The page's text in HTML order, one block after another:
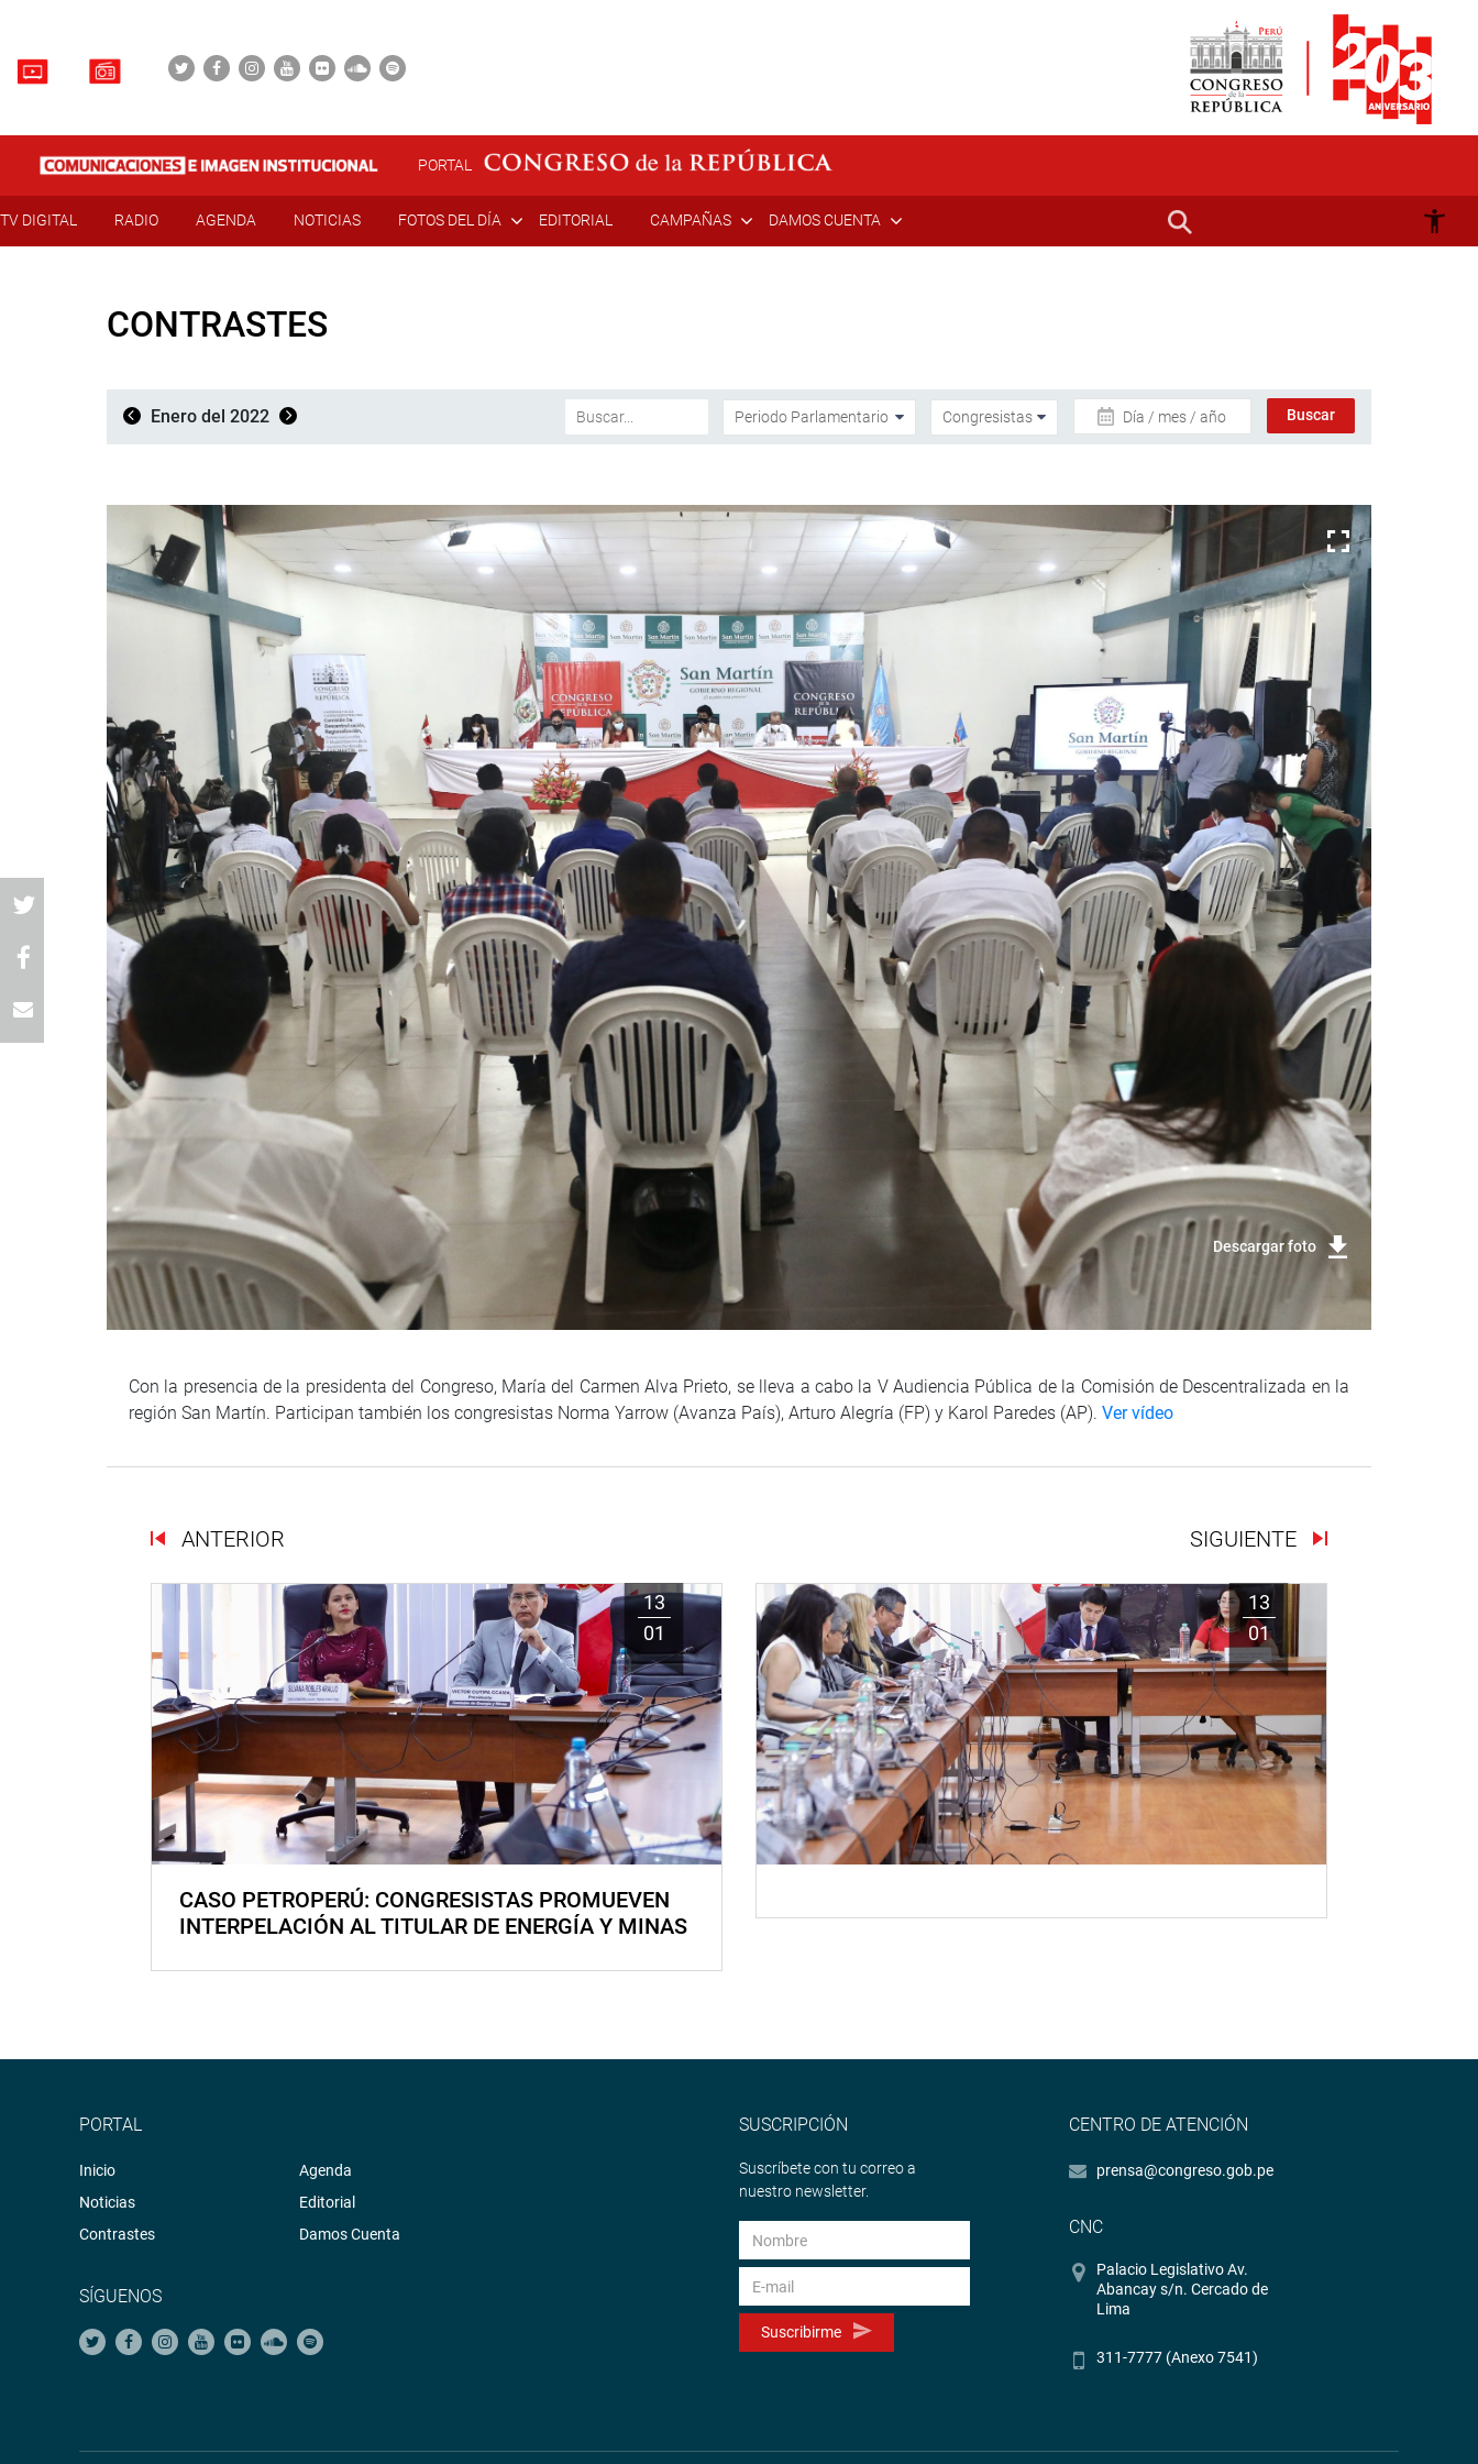
PORTAL
TV DIGITAL RADIO AGENDA NOTICIAS FOTOS DEL DÍA EDITORIAL CAMPAÑAS DAMOS CUENTA
CONTRASTES
Enero del 2022 Día / mes / año
Descargar foto
Con la presencia de la presidenta del Congreso, María del Carmen Alva Prieto, se lleva a cabo la V Audiencia Pública de la Comisión de Descentralizada en la
región San Martín. Participan también los congresistas Norma Yarrow (Avanza País), Arturo Alegría (FP) y Karol Paredes (AP). Ver vídeo
ANTERIOR SIGUIENTE
13
01
CASO PETROPERÚ: CONGRESISTAS PROMUEVEN
INTERPELACIÓN AL TITULAR DE ENERGÍA Y MINAS
13
01
PORTAL
Inicio
Noticias
Contrastes
Agenda
Editorial
Damos Cuenta
SÍGUENOS
SUSCRIPCIÓN
Suscríbete con tu correo a
nuestro newsletter.
Suscribirme
CENTRO DE ATENCIÓN
prensa@congreso.gob.pe
CNC
Palacio Legislativo Av.
Abancay s/n. Cercado de
Lima
311-7777 (Anexo 7541)